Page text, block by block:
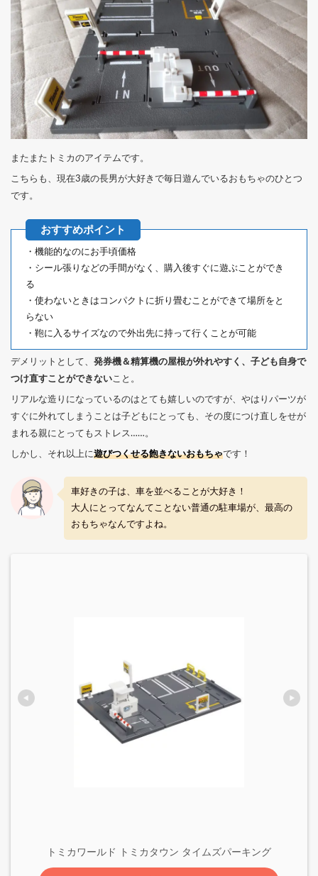
またまたトミカのアイテムです。
こちらも、現在3歳の長男が大好きで毎日遊んでいるおもちゃのひとつ
です。
・機能的なのにお手頃価格
・シール張りなどの手間がなく、購入後すぐに遊ぶことができ
る
・使わないときはコンパクトに折り畳むことができて場所をと
らない
・鞄に入るサイズなので外出先に持って行くことが可能
デメリットとして、 発券機＆精算機の屋根が外れやすく、子ども自身で
つけ直すことができない こと。
リアルな造りになっているのはとても嬉しいのですが、やはりパーツが
すぐに外れてしまうことは子どもにとっても、その度につけ直しをせが
まれる親にとってもストレス……。
しかし、それ以上に遊びつくせる飽きないおもちゃです！
車好きの子は、車を並べることが大好き！
大人にとってなんてことない普通の駐車場が、最高の
おもちゃなんですよね。
トミカワールド トミカタウン タイムズパーキング